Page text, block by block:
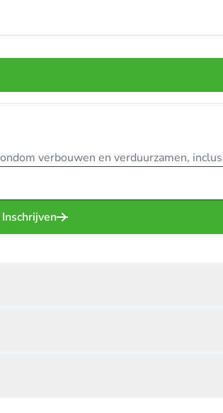
verbouwen en verduurzamen,
Inschrijven